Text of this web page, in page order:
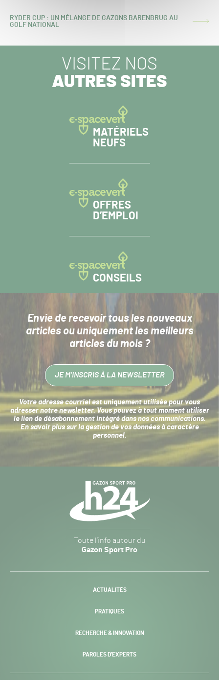
ARTICLE
RYDER CUP : UN MÉLANGE DE GAZONS BARENBRUG AU
GOLF NATIONAL
VISITEZ NOS
AUTRES SITES
MATÉRIELS
NEUFS
OFFRES
D’EMPLOI
CONSEILS
Envie de recevoir tous les nouveaux
articlesou uniquement les meilleurs
articles du mois ?
JE M’INSCRIS À LA NEWSLETTER
Votre adresse courriel est uniquement utilisée pour vous
adresser notre newsletter. Vous pouvez à tout moment utiliser
le lien de désabonnement intégré dans nos communications.
En savoir plus sur la gestion de vos données à caractère
personnel.
Sport
Pro
-
Toute l’info autour du
Gazon Sport Pro
ACTUALITÉS
PRATIQUES
RECHERCHE & INNOVATION
PAROLES D’EXPERTS